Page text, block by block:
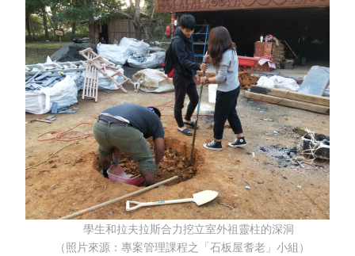
學生和拉夫拉斯合力挖立室外祖靈柱的深洞
（照片來源：專案管理課程之「石板屋耆老」小組）